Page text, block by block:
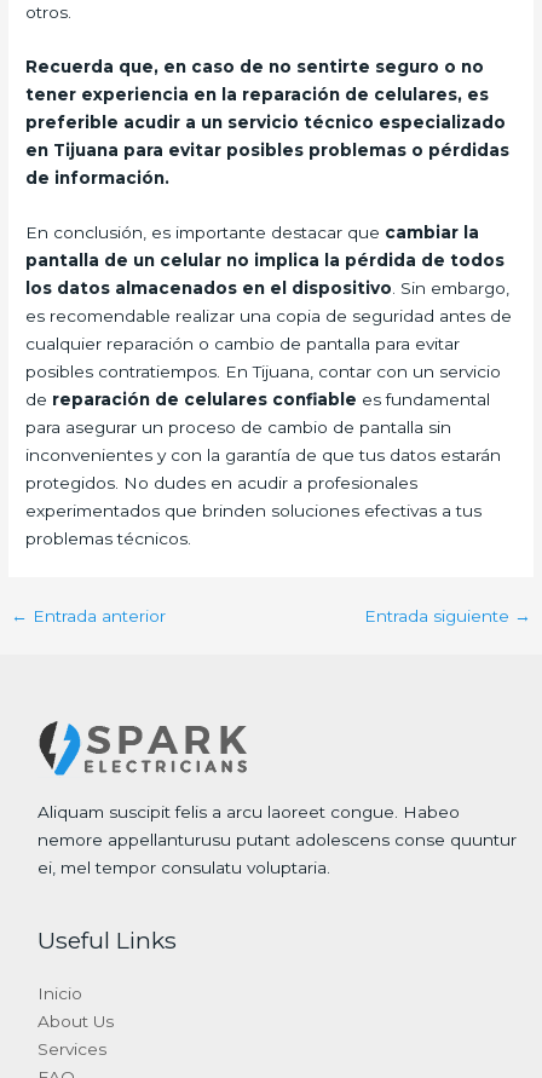
otros.
Recuerda que, en caso de no sentirte seguro o no
tener experiencia en la reparación de celulares, es
preferible acudir a un servicio técnico especializado
en Tijuana para evitar posibles problemas o pérdidas
de información.
En conclusión, es importante destacar que cambiar la
pantalla de un celular no implica la pérdida de todos
los datos almacenados en el dispositivo . Sin embargo,
es recomendable realizar una copia de seguridad antes de
cualquier reparación o cambio de pantalla para evitar
posibles contratiempos. En Tijuana, contar con un servicio
de reparación de celulares confiable es fundamental
para asegurar un proceso de cambio de pantalla sin
inconvenientes y con la garantía de que tus datos estarán
protegidos. No dudes en acudir a profesionales
experimentados que brinden soluciones efectivas a tus
problemas técnicos.
← Entrada anterior Entrada siguiente →
Aliquam suscipit felis a arcu laoreet congue. Habeo
nemore appellanturusu putant adolescens conse quuntur
ei, mel tempor consulatu voluptaria.
Useful Links
Inicio
About Us
Services